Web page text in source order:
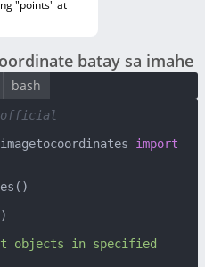
"points" at
bash
batay sa imahe
import
)
objects in specified